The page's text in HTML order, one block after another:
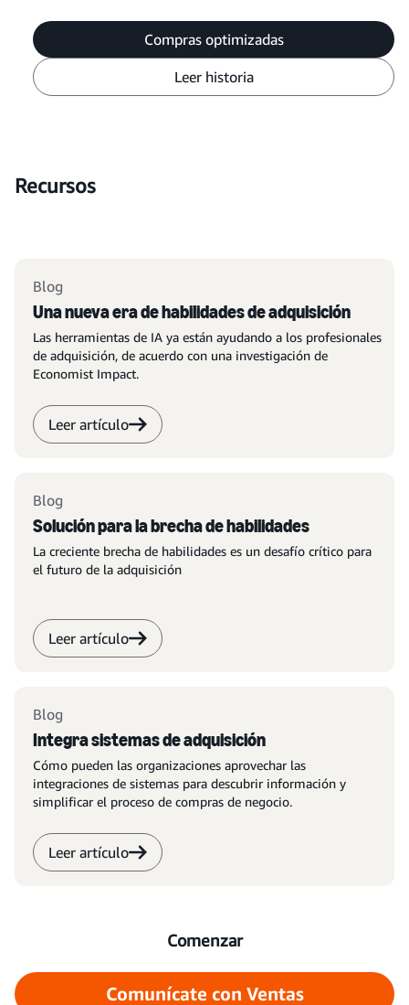
Compras optimizadas
Leer historia
Recursos
Blog
Una nueva era de habilidades de adquisición
Las herramientas de IA ya están ayudando a los profesionales
de adquisición, de acuerdo con una investigación de
Economist Impact.
Leer artículo
Blog
Solución para la brecha de habilidades
La creciente brecha de habilidades es un desafío crítico para
el futuro de la adquisición
Leer artículo
Blog
Integra sistemas de adquisición
Cómo pueden las organizaciones aprovechar las
integraciones de sistemas para descubrir información y
simplificar el proceso de compras de negocio.
Leer artículo
Comenzar
Comunícate con Ventas